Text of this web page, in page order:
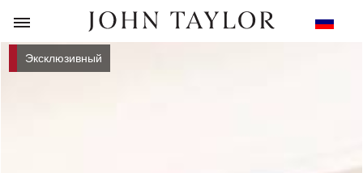
НАЗАД
Эксклюзивный